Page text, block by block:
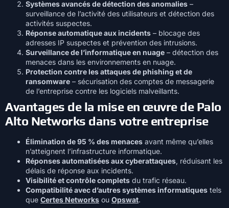
Systèmes avancés de détection des anomalies –
surveillance de l’activité des utilisateurs et détection des
activités suspectes.
Réponse automatique aux incidents – blocage des
adresses IP suspectes et prévention des intrusions.
Surveillance de l’informatique en nuage – détection des
menaces dans les environnements en nuage.
Protection contre les attaques de phishing et de
ransomware – sécurisation des comptes de messagerie
de l’entreprise contre les logiciels malveillants.
Avantages de la mise en œuvre de Palo
Alto Networks dans votre entreprise
Élimination de 95 % des menaces avant même qu’elles
n’atteignent l’infrastructure informatique.
Réponses automatisées aux cyberattaques, réduisant les
délais de réponse aux incidents.
Visibilité et contrôle complets du trafic réseau.
Compatibilité avec d’autres systèmes informatiques tels
que Certes Networks ou Opswat.